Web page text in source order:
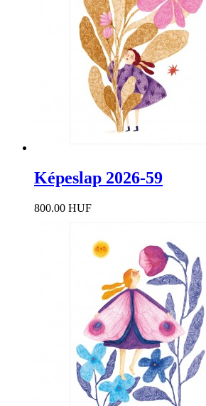
Képeslap 2026-59
800.00 HUF